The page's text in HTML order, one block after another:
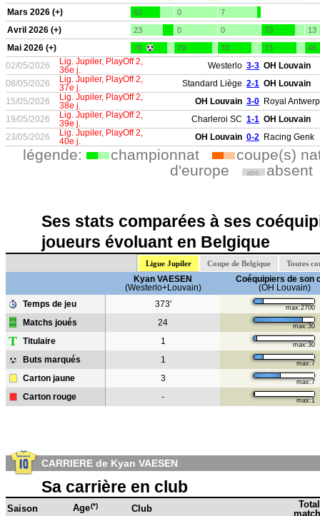
Mars 2026 (+) 62 0 7
Avril 2026 (+) 23 0 0 70 13
Mai 2026 (+) 76 79 70 73 46
02/05/2026
Lig. Jupiler, PlayOff 2,
36e j.
Westerlo 3-3 OH Louvain
08/05/2026
Lig. Jupiler, PlayOff 2,
37e j.
Standard Liège 2-1 OH Louvain
15/05/2026
Lig. Jupiler, PlayOff 2,
38e j.
OH Louvain 3-0 Royal Antwerp
19/05/2026
Lig. Jupiler, PlayOff 2,
39e j.
Charleroi SC 1-1 OH Louvain
23/05/2026
Lig. Jupiler, PlayOff 2,
40e j.
OH Louvain 0-2 Racing Genk
légende: championnat
coupe(s)
d'europe
abs. absent
Ses stats comparées à ses
joueurs évoluant en Belgique
Ligue Jupiler Coupe de Belgique Toutes
Kyan VAESEN
(Westerlo+Louvain)
Coéquipiers de son
(OH Louvain)
Temps de jeu
373' max:2700
Matchs joués 24 max:30
T Titulaire 1 max:30
Buts marqués 1 max:7
Carton jaune 3 max:7
Carton rouge - max:1
CARRIERE de Kyan VAESEN
Sa carrière en club
Saison Age(*) Club
Total